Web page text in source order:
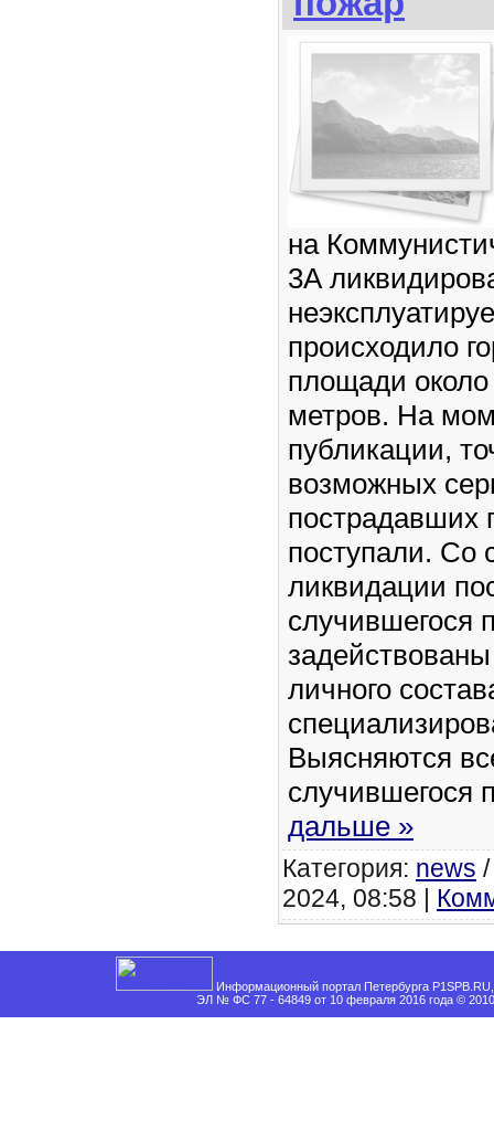
на
3А
происходило
площади около
метров. На
публикации,
возможных
пострадавших
поступали. Со
ликвидации
случившегося
личного
Выясняются
случившегося
дальше »
Категория: news
2024, 08:58 |
Информационный портал Петербурга
ЭЛ № ФС 77 - 64849 от 10 февраля 2016 года ©